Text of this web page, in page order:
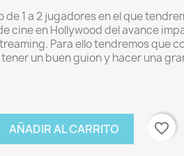
de 1 a 2 jugadores en el que
cine en Hollywood del avance
Para ello tendremos que
un buen guion y hacer una
AÑADIR AL CARRITO favorite_border